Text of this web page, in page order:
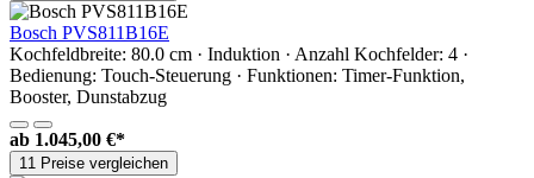
Bosch PVS811B16E
Kochfeldbreite: 80.0 cm · Induktion · Anzahl Kochfelder: 4 ·
Bedienung: Touch-Steuerung · Funktionen: Timer-Funktion,
Booster, Dunstabzug
ab 1.045,00 €*
11 Preise vergleichen